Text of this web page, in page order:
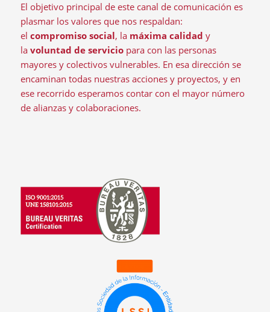
El objetivo principal de este canal de comunicación es
plasmar los valores que nos respaldan:
el compromiso social, la máxima calidad y
la voluntad de serviciopara con las personas
mayores y colectivos vulnerables. En esa dirección se
encaminan todas nuestras acciones y proyectos, y en
ese recorrido esperamos contar con el mayor número
de alianzas y colaboraciones.